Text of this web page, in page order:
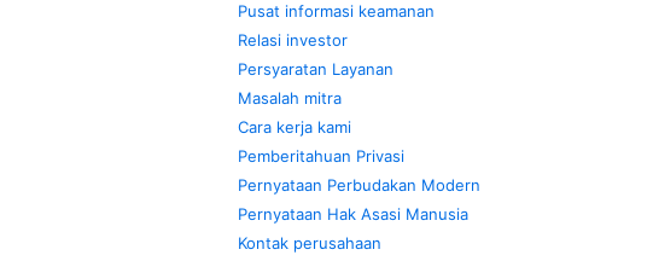
Pusat informasi keamanan
Relasi investor
Persyaratan Layanan
Masalah mitra
Cara kerja kami
Pemberitahuan Privasi
Pernyataan Perbudakan Modern
Pernyataan Hak Asasi Manusia
Kontak perusahaan